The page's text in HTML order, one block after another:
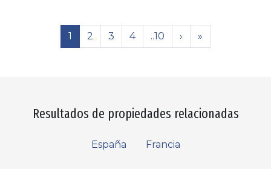
1 2 3 4 ..10 › »
Resultados de propiedades relacionadas
España Francia